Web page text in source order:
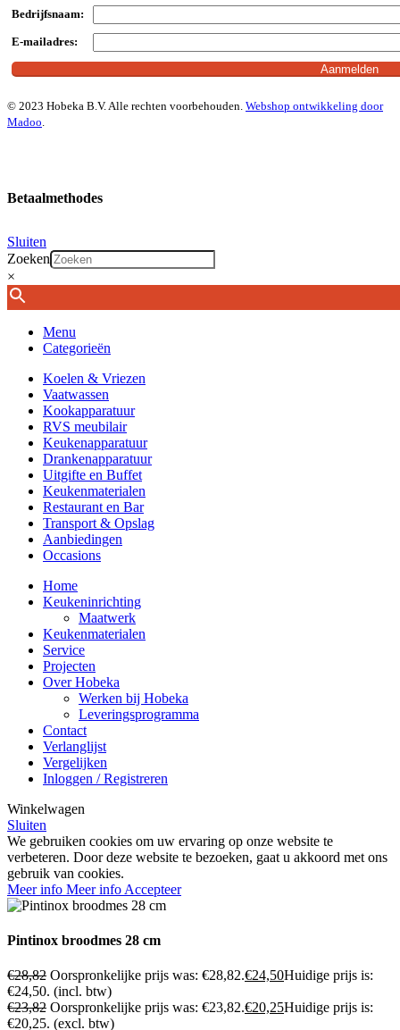
Bedrijfsnaam:
E-mailadres:
© 2023 Hobeka B.V. Alle rechten voorbehouden. Webshop ontwikkeling door
Madoo.
Betaalmethodes
Sluiten
Zoeken
×
Menu
Categorieën
Koelen & Vriezen
Vaatwassen
Kookapparatuur
RVS meubilair
Keukenapparatuur
Drankenapparatuur
Uitgifte en Buffet
Keukenmaterialen
Restaurant en Bar
Transport & Opslag
Aanbiedingen
Occasions
Home
Keukeninrichting
Maatwerk
Keukenmaterialen
Service
Projecten
Over Hobeka
Werken bij Hobeka
Leveringsprogramma
Contact
Verlanglijst
Vergelijken
Inloggen / Registreren
Winkelwagen
Sluiten
We gebruiken cookies om uw ervaring op onze website te
verbeteren. Door deze website te bezoeken, gaat u akkoord met ons
gebruik van cookies.
Meer info Meer info Accepteer
Pintinox broodmes 28 cm
€28,82 Oorspronkelijke prijs was: €28,82.€24,50Huidige prijs is:
€24,50. (incl. btw)
€23,82 Oorspronkelijke prijs was: €23,82.€20,25Huidige prijs is:
€20,25. (excl. btw)